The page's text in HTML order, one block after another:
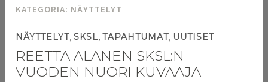
KATEGORIA: NÄYTTELYT
NÄYTTELYT,SKSL,TAPAHTUMAT, UUTISET
REETTA ALANEN SKSL:N
VUODEN NUORI KUVAAJA